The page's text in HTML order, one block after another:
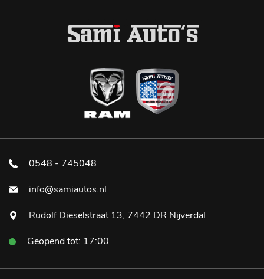
0548 - 745048
info@samiautos.nl
Rudolf Dieselstraat 13, 7442 DR Nijverdal
Geopend tot: 17:00